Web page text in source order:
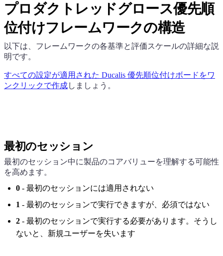
プロダクトレッドグロース優先順
位付けフレームワークの構造
以下は、フレームワークの各基準と評価スケールの詳細な説
明です。
すべての設定が適用された Ducalis 優先順位付けボードをワ
ンクリックで作成しましょう。
最初のセッション
最初のセッション中に製品のコアバリューを理解する可能性
を高めます。
0 - 最初のセッションには適用されない
1 - 最初のセッションで実行できますが、必須ではない
2 - 最初のセッションで実行する必要があります。そうし
ないと、新規ユーザーを失います